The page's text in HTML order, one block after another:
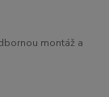
montáž a